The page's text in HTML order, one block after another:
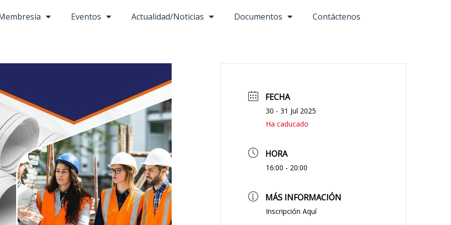
Eventos Actualidad/Noticias Documentos Contáctenos
FECHA
30 - 31 Jul 2025
Ha caducado
HORA
16:00 - 20:00
MÁS INFORMACIÓN
Inscripción Aquí